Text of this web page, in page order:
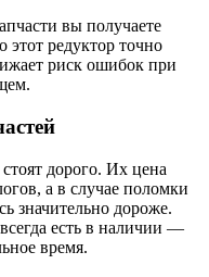
вы получаете
этот редуктор точно
риск ошибок при
дорого. Их цена
а в случае поломки
значительно дороже.
есть в наличии —
время.